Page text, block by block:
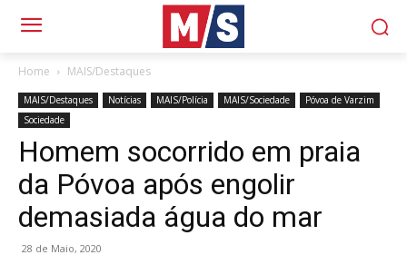
Home MAIS/Destaques
MAIS/Destaques Notícias MAIS/Polícia MAIS/Sociedade
Póvoa de Varzim
Sociedade
Homem socorrido em praia
da Póvoa após engolir
demasiada água do mar
28 de Maio, 2020